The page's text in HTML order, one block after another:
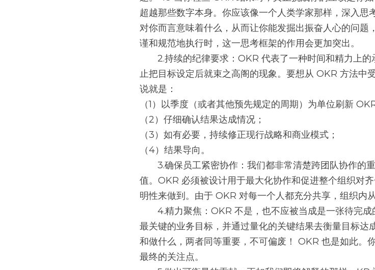
超越那些数字本身。你应该像一个人类学家那样，深入思
对你而言意味着什么，从而让你能发掘出振奋人心的问
谨和规范地执行时，这一思考框架的作用会更加突出。
止把目标设定后就束之高阁的现象。要想从 OKR 方法中
说就是：
（1）以季度（或者其他预先规定的周期）为单位刷新
（2）仔细确认结果达成情况；
（3）如有必要，持续修正现行战略和商业模式；
（4）结果导向。
值。OKR 必须被设计用于最大化协作和促进整个组织对
明性来做到。由于 OKR 对每一个人都充分共享，组织内
最关键的业务目标，并通过量化的关键结果去衡量目标达
和做什么，两者同等重要，不可偏废！ OKR 也是如此。
最终的关注点。